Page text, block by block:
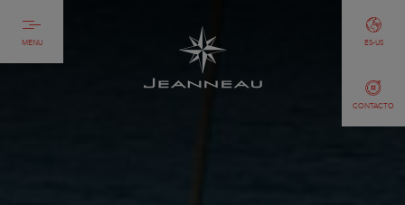
MENU
CONTACTO
ES-US